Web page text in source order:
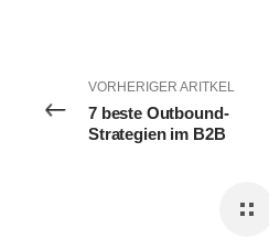
VORHERIGER ARITKEL
7 beste Outbound-
Strategien im B2B